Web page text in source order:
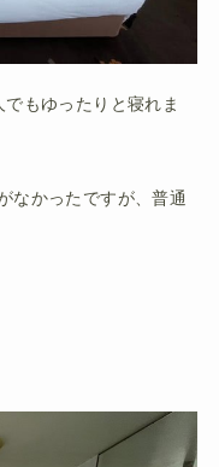
もゆったりと寝れま
なかったですが、普通